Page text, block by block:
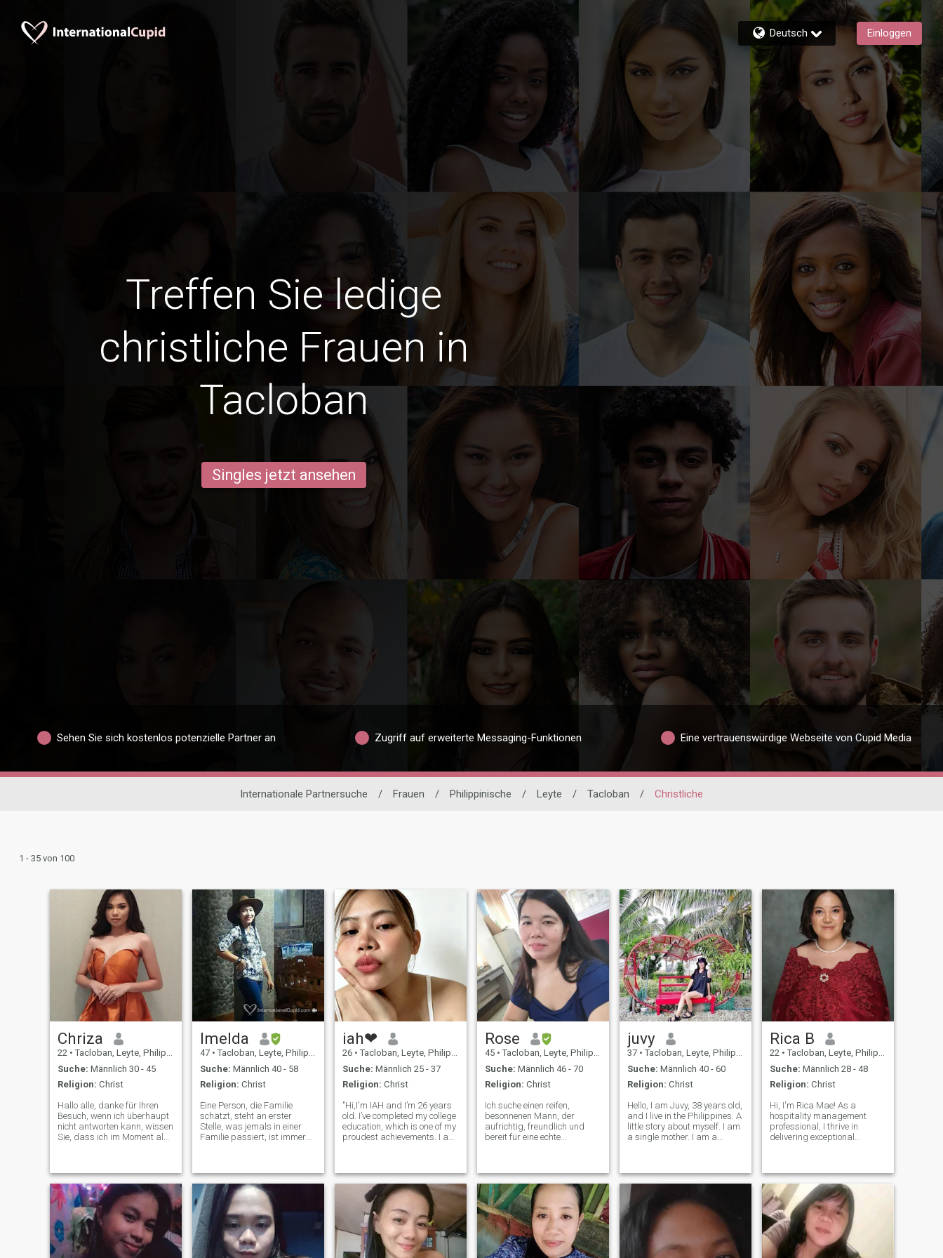
Deutsch Einloggen
Treffen Sie ledige
christliche Frauen in
Tacloban
Singles jetzt ansehen
Sehen Sie sich kostenlos potenzielle Partner an Zugriff auf erweiterte Messaging-Funktionen Eine vertrauenswürdige Webseite von Cupid Media
Internationale Partnersuche / Frauen / Philippinische / Leyte / Tacloban / Christliche
1 - 35 von 100
Chriza
22 • Tacloban, Leyte, Philippinen
Suche: Männlich 30 - 45
Religion: Christ
Hallo alle, danke für Ihren
Besuch, wenn ich überhaupt
nicht antworten kann, wissen
Sie, dass ich im Moment als
Aber ich bin eine echte Frau
und werde Zeit finden, denen
zu antworten, die ich lesen
kann, da ich hier kein
zahlendes Mitglied bin🫶🫶
🫶
Imelda
47 • Tacloban, Leyte, Philippinen
Suche: Männlich 40 - 58
Religion: Christ
Eine Person, die Familie
schätzt, steht an erster
Stelle, was jemals in einer
Familie passiert, ist immer
hat, bereit zuzuhören, wenn
jemand über das persönliche
Leben spricht, werde ich Sie
nicht dafür beurteilen, wer
Sie sind. Ihr könnt auch auf
mich zählen, ein ehrliches
vertrauenswürdiges und
treues Unternehmen.
iah❤
26 • Tacloban, Leyte, Philippinen
Suche: Männlich 25 - 37
Religion: Christ
"Hi,I'm IAH and I’m 26 years
old. I’ve completed my college
education, which is one of my
proudest achievements. I am
respect, trust, and sincere,
genuine relationships cl
Rose
45 • Tacloban, Leyte, Philippinen
Suche: Männlich 46 - 70
Religion: Christ
Ich suche einen reifen,
besonnenen Mann, der
aufrichtig, freundlich und
bereit für eine echte
(21, 19 und 11), alle mit
demselben Vater. Ich bin seit
über 5 Jahren getrennt und
habe seitdem keine andere
Beziehung mehr. Loyalität
und Treue sind mir sehr
wichtig, und diese
Eigenschaften tragen ich in
juvy
37 • Tacloban, Leyte, Philippinen
Suche: Männlich 40 - 60
Religion: Christ
Hello, I am Juvy, 38 years old,
and I live in the Philippines. A
little story about myself. I am
a single mother. I am a
join here to find a man who
will love and take m
Rica B
22 • Tacloban, Leyte, Philippinen
Suche: Männlich 28 - 48
Religion: Christ
Hi, I'm Rica Mae! As a
hospitality management
professional, I thrive in
delivering exceptional
up the sun at the beach, or
exploring the great outdoors.
Family is eve